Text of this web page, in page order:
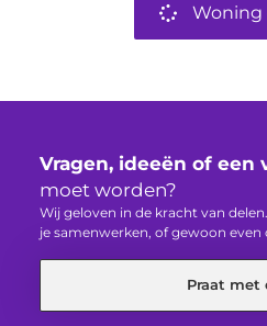
Woning
Vragen, ideeën of een
moet worden?
Wij geloven in de kracht van
je samenwerken, of gewoon
Praat met